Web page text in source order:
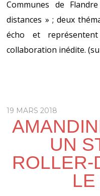
Communes de
distances » ; deux
écho et
collaboration inédite.
19 MARS 2018
UN
ROLLER-